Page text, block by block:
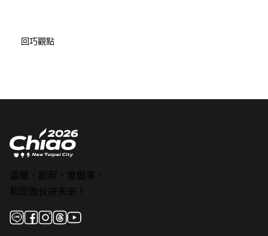
回巧觀點
溫暖、創新、會做事，
和您做伙拚未來！